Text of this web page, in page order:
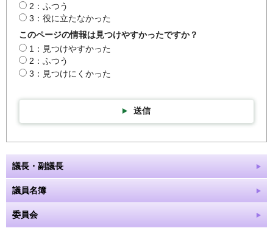
2：ふつう
3：役に立たなかった
このページの情報は見つけやすかったですか？
1：見つけやすかった
2：ふつう
3：見つけにくかった
送信
議長・副議長
議員名簿
委員会